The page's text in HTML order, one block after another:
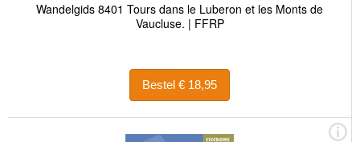
Wandelgids 8401 Tours dans le Luberon et les Monts de
Vaucluse. | FFRP
Bestel € 18,95